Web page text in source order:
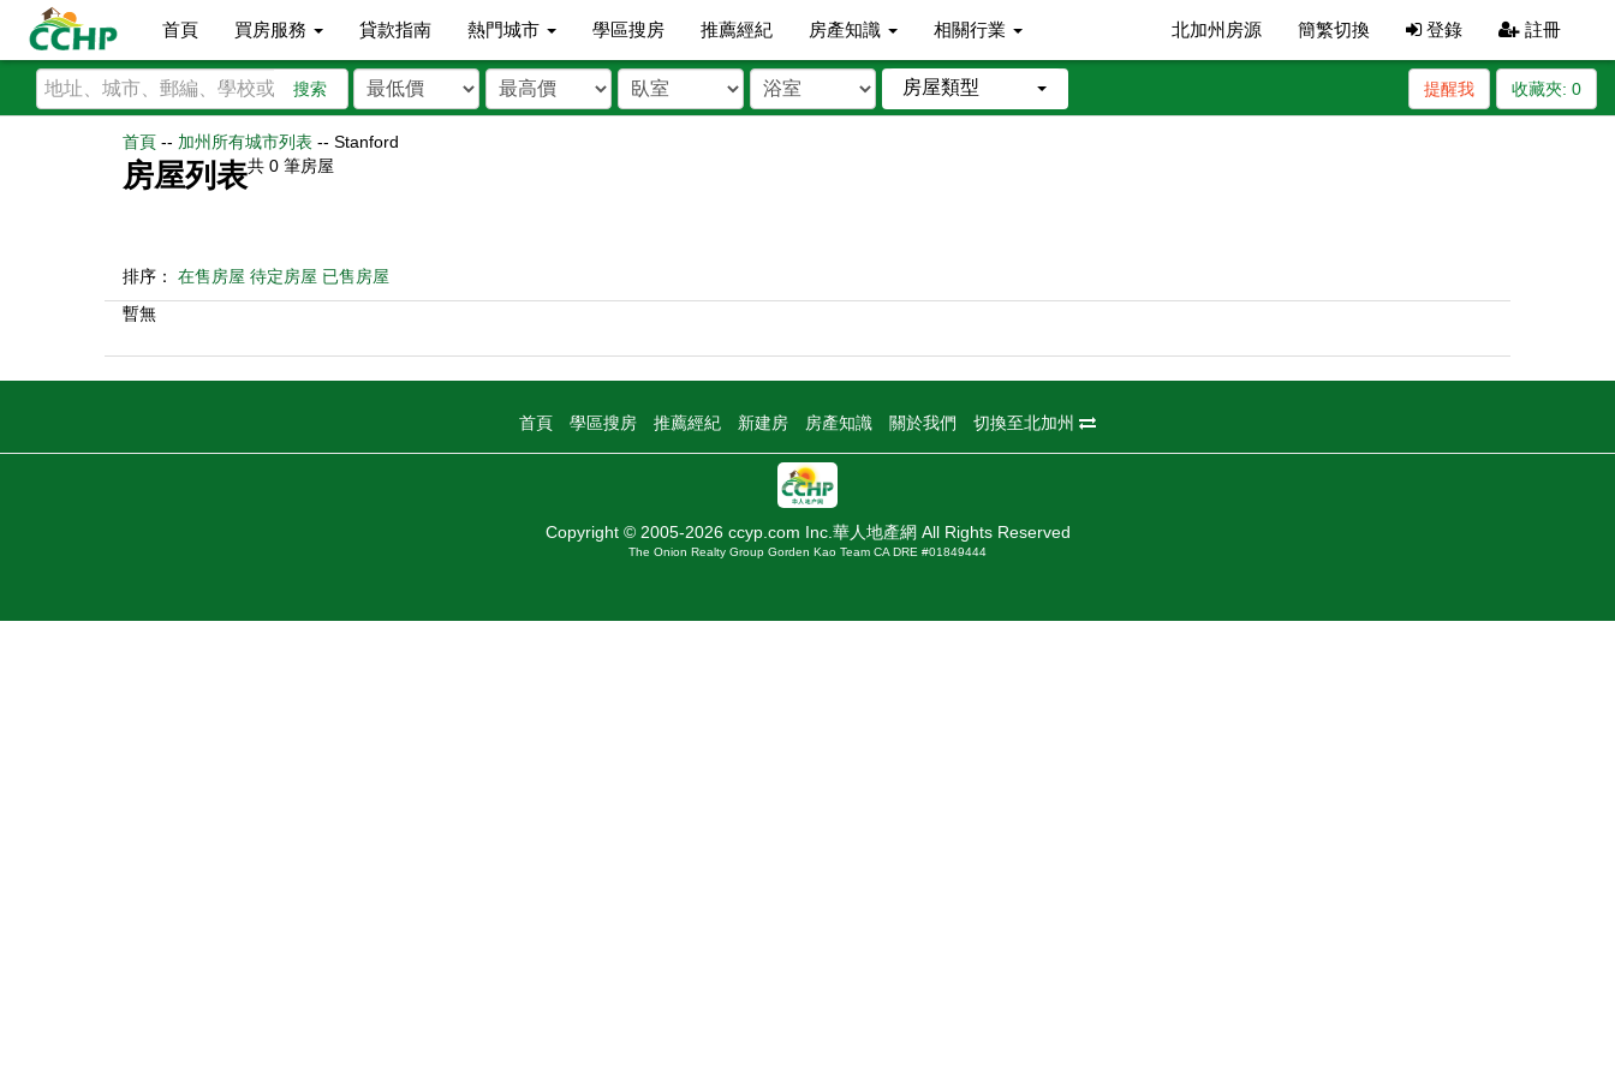
首頁 買房服務 貸款指南 熱門城市 學區搜房 推薦經紀 房產知識 相關行業 北加州房源 簡繁切換 登錄 註冊
搜索 房屋類型 收藏夾: 0
提醒我
首頁 -- 加州所有城市列表 -- Stanford
房屋列表共 0 筆房屋
排序： 在售房屋 待定房屋 已售房屋
暫無
首頁 學區搜房 推薦經紀 新建房 房產知識 關於我們 切換至北加州
Copyright © 2005-2026 ccyp.com Inc.華人地產網 All Rights Reserved
The Onion Realty Group Gorden Kao Team CA DRE #01849444